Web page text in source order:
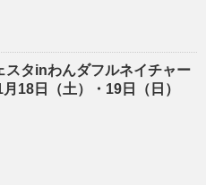
スタinわんダフルネイチャー
18日（土）・19日（日）